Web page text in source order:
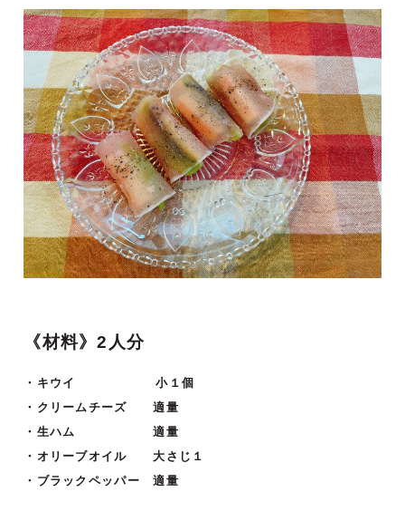
《材料》2人分
・キウイ 小１個
・クリームチーズ 適量
・生ハム 適量
・オリーブオイル 大さじ１
・ブラックペッパー 適量